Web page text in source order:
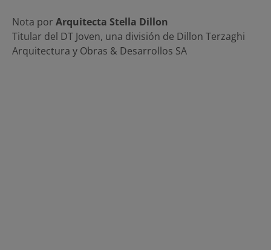
Nota por Arquitecta Stella Dillon
Titular del DT Joven, una división de Dillon Terzaghi
Arquitectura y Obras & Desarrollos SA